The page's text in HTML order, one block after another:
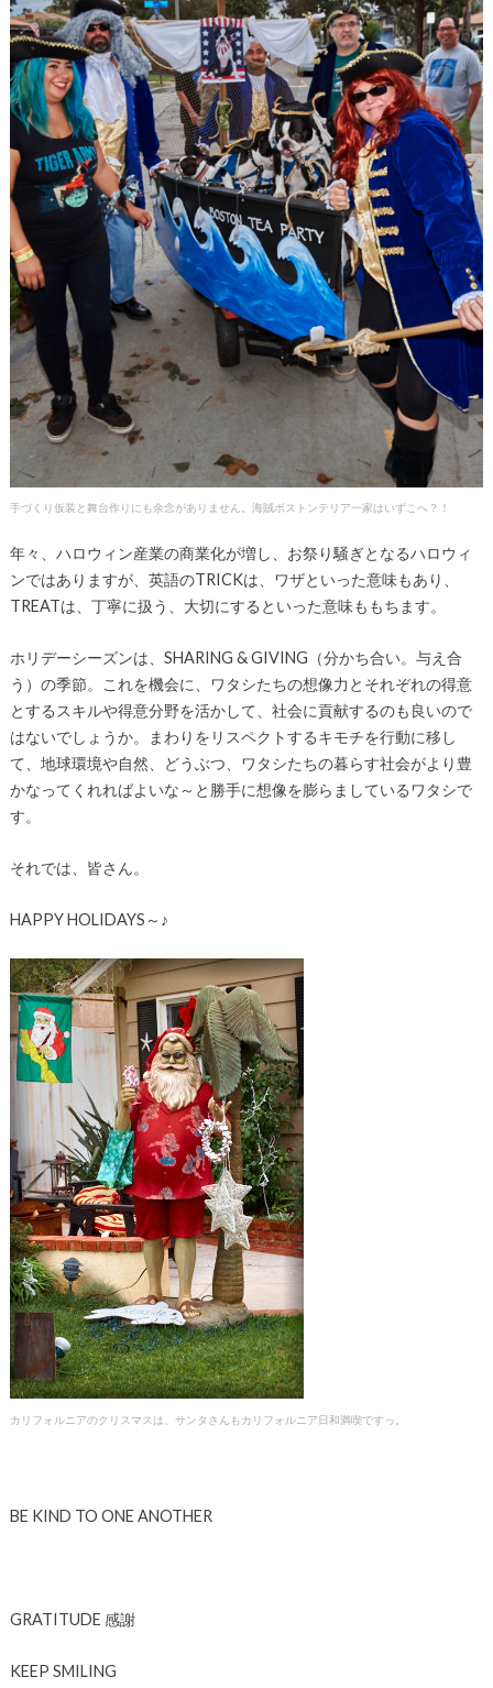
手づくり仮装と舞台作りにも余念がありません。海賊ボストンテリア一家はいずこへ？！
年々、ハロウィン産業の商業化が増し、お祭り騒ぎとなるハロウィ
ンではありますが、英語のTRICKは、ワザといった意味もあり、
TREATは、丁寧に扱う、大切にするといった意味ももちます。
ホリデーシーズンは、SHARING & GIVING（分かち合い。与え合
う）の季節。これを機会に、ワタシたちの想像力とそれぞれの得意
とするスキルや得意分野を活かして、社会に貢献するのも良いので
はないでしょうか。まわりをリスペクトするキモチを行動に移し
て、地球環境や自然、どうぶつ、ワタシたちの暮らす社会がより豊
かなってくれればよいな～と勝手に想像を膨らましているワタシで
す。
それでは、皆さん。
HAPPY HOLIDAYS～♪
カリフォルニアのクリスマスは、サンタさんもカリフォルニア日和満喫ですっ。
BE KIND TO ONE ANOTHER
GRATITUDE 感謝
KEEP SMILING